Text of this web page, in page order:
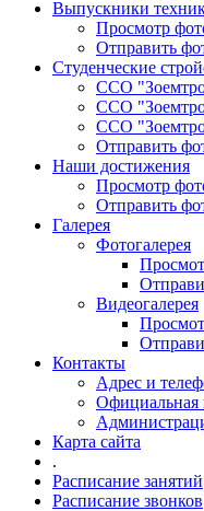
Выпускники
Просмотр
Отправить
Студенческие
ССО
ССО
ССО
Отправить
Наши достижения
Просмотр
Отправить
Галерея
Фотогалерея
Видеогалерея
Контакты
Адрес и
Официальная
Карта сайта
.
Расписание занятий
Расписание звонков